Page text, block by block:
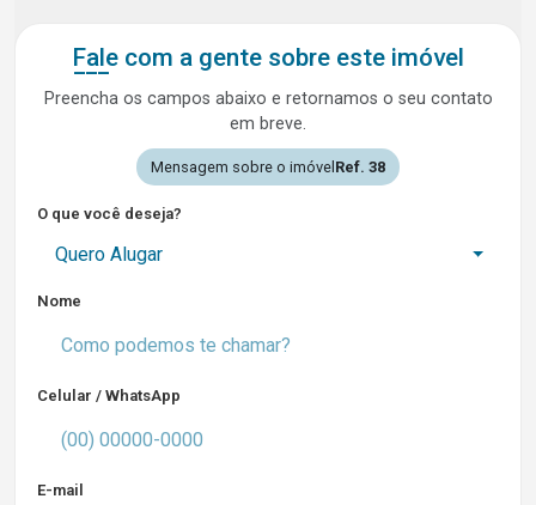
Fale com a gente sobre este imóvel
Preencha os campos abaixo e retornamos o seu contato
em breve.
Mensagem sobre o imóvelRef. 38
O que você deseja?
Quero Alugar
Nome
Celular / WhatsApp
E-mail